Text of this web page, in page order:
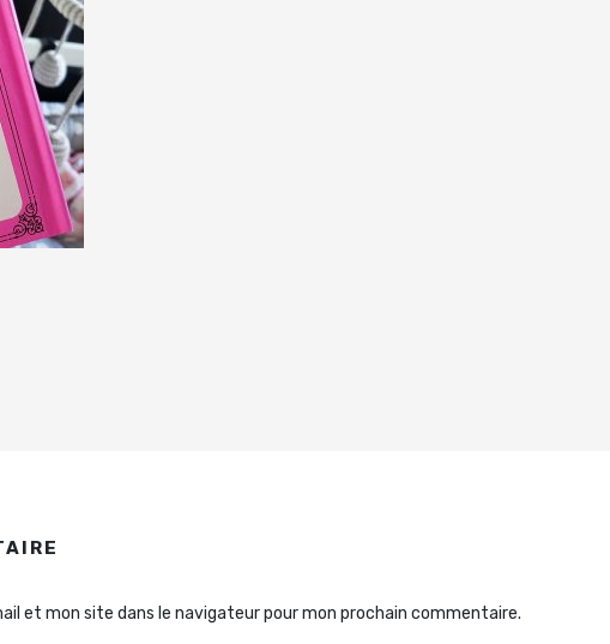
et mon site dans le navigateur pour mon prochain commentaire.